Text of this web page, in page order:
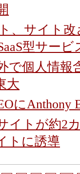
、サイト改
型サービ
で個人情報
大
にAnthony
イトが約2
トに誘導